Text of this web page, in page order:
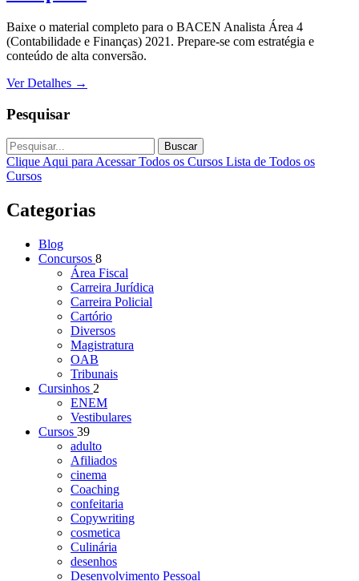
Baixe o material completo para o BACEN Analista Área 4
(Contabilidade e Finanças) 2021. Prepare-se com estratégia e
conteúdo de alta conversão.
Ver Detalhes →
Pesquisar
Buscar
Clique Aqui para Acessar Todos os Cursos Lista de Todos os
Cursos
Categorias
Blog
Concursos 8
Área Fiscal
Carreira Jurídica
Carreira Policial
Cartório
Diversos
Magistratura
OAB
Tribunais
Cursinhos 2
ENEM
Vestibulares
Cursos 39
adulto
Afiliados
cinema
Coaching
confeitaria
Copywriting
cosmetica
Culinária
desenhos
Desenvolvimento Pessoal